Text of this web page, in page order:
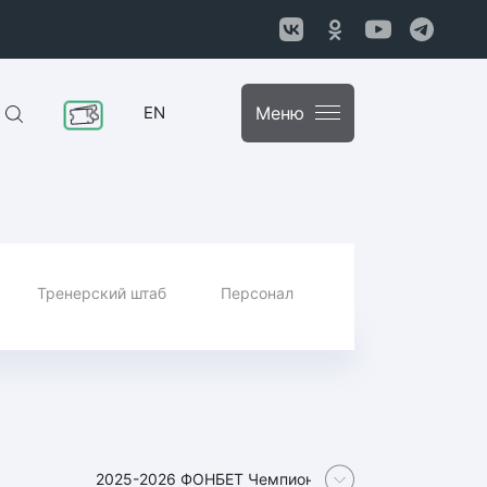
EN Меню
Тренерский штаб Персонал
2025-2026 ФОНБЕТ Чемпионат Континентальной